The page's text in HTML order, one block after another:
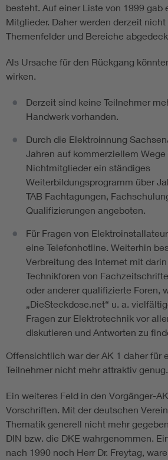
besteht. Auf einer Liste von 1999 gab
Mitglieder. Daher werden derzeit
Themenfelder und Bereiche
Als Ursache für den Rückgang
wirken.
Derzeit sind keine Teilnehmer
Handwerk vorhanden.
Durch die Elektroinnung
Jahren auf kommerziellem
Nichtmitglieder ein ständiges
Weiterbildungsprogramm über
TAB Fachtagungen,
Qualifizierungen angeboten.
Für Fragen von
eine Telefonhotline. Weiterhin
Verbreitung des Internet mit
Technikforen von
oder anderer qualifizierte Foren,
„DieSteckdose.net“ u. a.
Fragen zur Elektrotechnik vor
diskutieren und Antworten zu
Offensichtlich war der AK 1 daher für
Teilnehmer nicht mehr attraktiv genug.
Ein weiteres Feld in den Vorgänger-
Vorschriften. Mit der deutschen
Thematik generell nicht mehr
DIN bzw. die DKE wahrgenommen.
nach 1990 noch Herr Dr. Freytag,